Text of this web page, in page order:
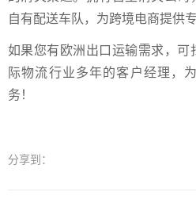
自有配送车队，为跨境电商提供
如果您有欧洲出口运输需求，可
际物流行业多年的客户经理，
务！
分享到：